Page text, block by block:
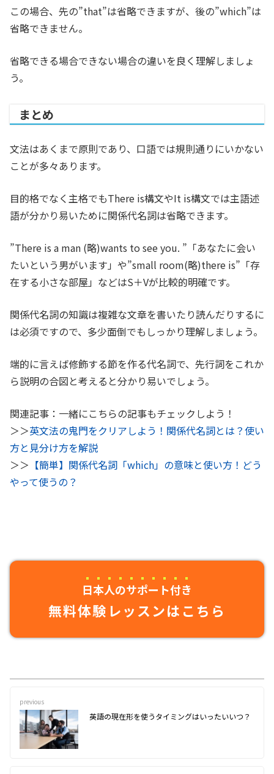
この場合、先の”that”は省略できますが、後の”which”は
省略できません。
省略できる場合できない場合の違いを良く理解しましょ
う。
まとめ
文法はあくまで原則であり、口語では規則通りにいかない
ことが多々あります。
目的格でなく主格でもThere is構文やIt is構文では主語述
語が分かり易いために関係代名詞は省略できます。
”There is a man (略)wants to see you. ”「あなたに会い
たいという男がいます」や”small room(略)there is”「存
在する小さな部屋」などはS＋Vが比較的明確です。
関係代名詞の知識は複雑な文章を書いたり読んだりするに
は必須ですので、多少面倒でもしっかり理解しましょう。
端的に言えば修飾する節を作る代名詞で、先行詞をこれか
ら説明の合図と考えると分かり易いでしょう。
関連記事：一緒にこちらの記事もチェックしよう！
＞＞英文法の鬼門をクリアしよう！関係代名詞とは？使い
方と見分け方を解説
＞＞ 【簡単】関係代名詞「which」の意味と使い方！どう
やって使うの？
日本人のサポート付き
無料体験レッスンはこちら
previous
英語の現在形を使うタイミングはいったいいつ？